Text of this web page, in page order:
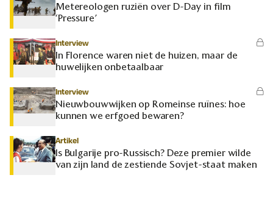
Metereologen ruziën over D-Day in film
‘Pressure’
Interview
In Florence waren niet de huizen, maar de
huwelijken onbetaalbaar
Interview
Nieuwbouwwijken op Romeinse ruïnes: hoe
kunnen we erfgoed bewaren?
Artikel
Is Bulgarije pro-Russisch? Deze premier wilde
van zijn land de zestiende Sovjet-staat maken